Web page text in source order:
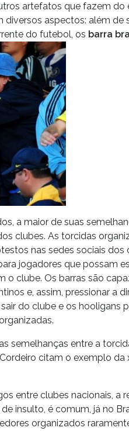
artefatos que fazem do
diversos aspectos: além de
do futebol, os barra
a maior de suas
clubes. As torcidas
nas sedes sociais dos
jogadores que possam
o clube. Os barras são
e, assim, pressionar a
do clube e os hooligans
semelhanças entre a
citam o exemplo da
entre clubes nacionais, a
insulto, é comum, já no
organizados